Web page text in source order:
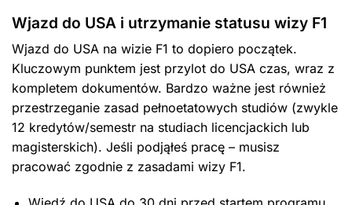
Wjazd do USA i utrzymanie statusu wizy F1
Wjazd do USA na wizie F1 to dopiero początek.
Kluczowym punktem jest przylot do USA czas, wraz z
kompletem dokumentów. Bardzo ważne jest również
przestrzeganie zasad pełnoetatowych studiów (zwykle
12 kredytów/semestr na studiach licencjackich lub
magisterskich). Jeśli podjąłeś pracę – musisz
pracować zgodnie z zasadami wizy F1.